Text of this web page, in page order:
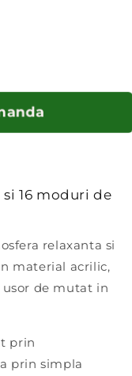
16 moduri de
relaxanta si
material acrilic,
usor de mutat in
prin
prin simpla